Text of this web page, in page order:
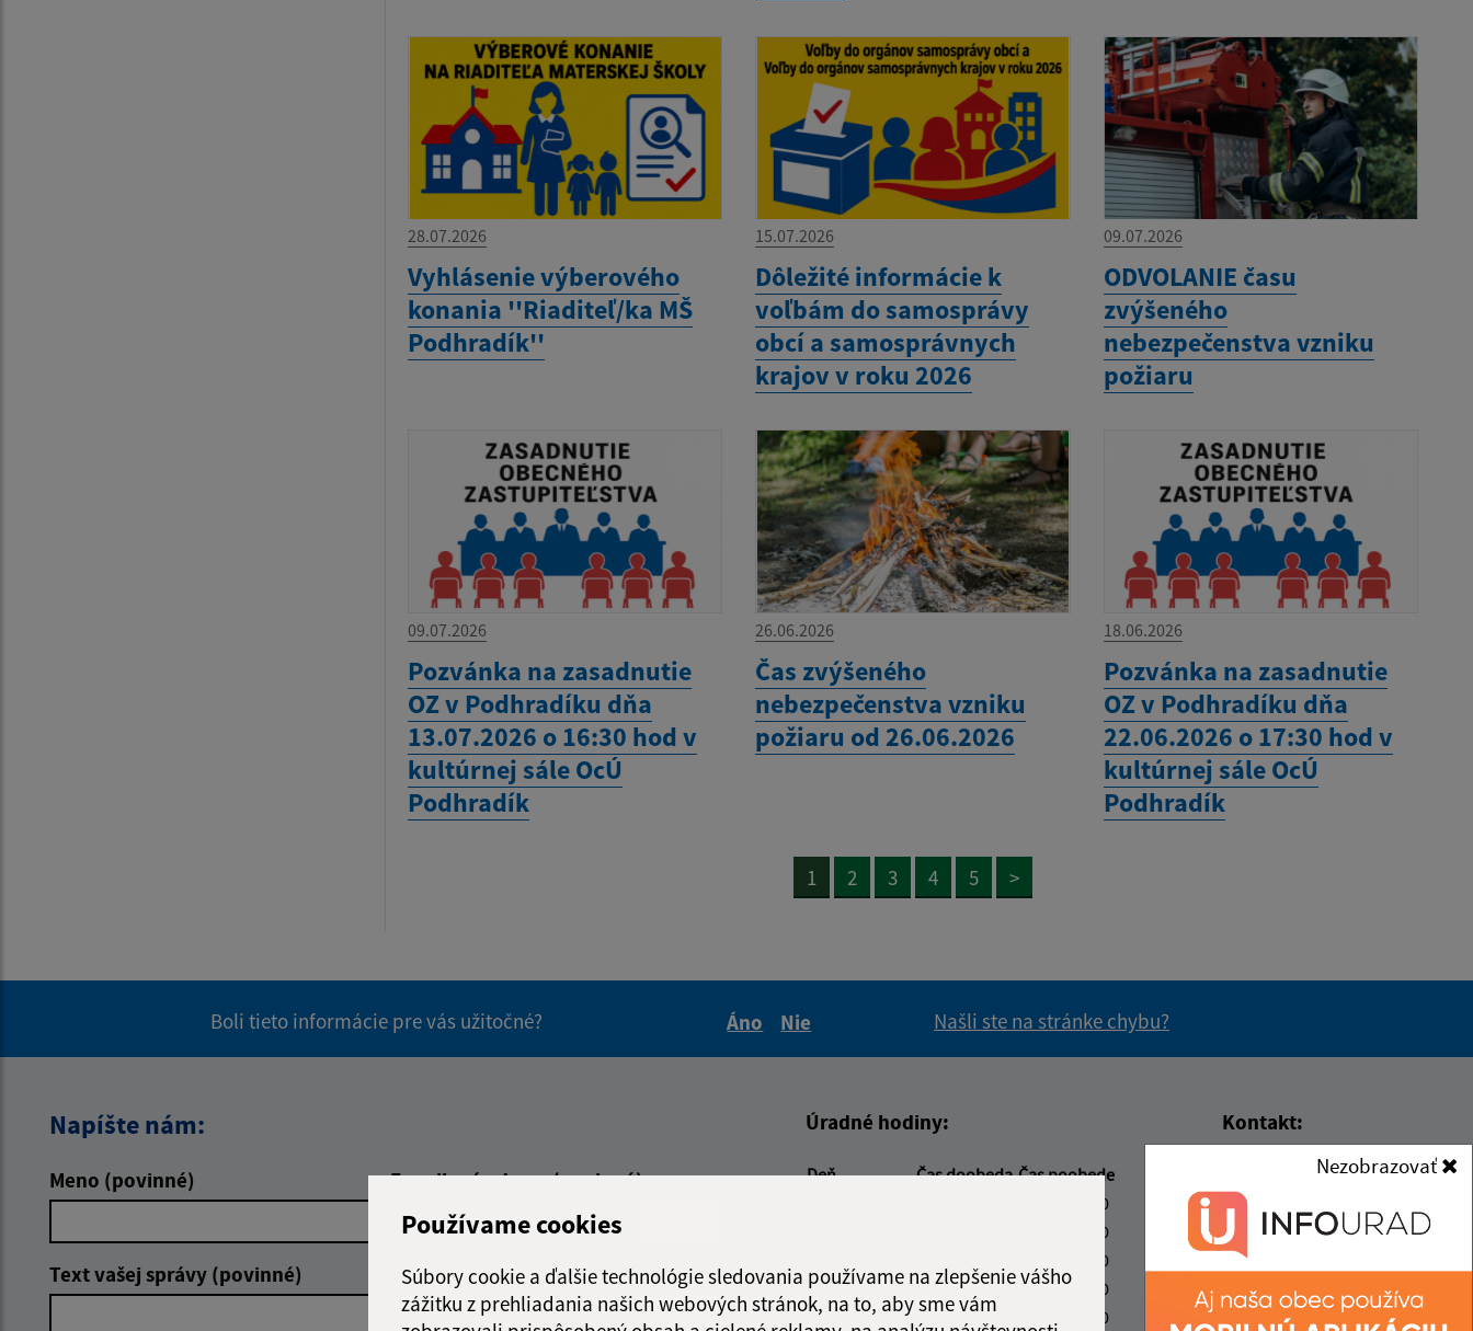
Používame cookies
Súbory cookie a ďalšie technológie sledovania používame na zlepšenie vášho
zážitku z prehliadania našich webových stránok, na to, aby sme vám
Nezobrazovať
28.07.2026
Vyhlásenie výberového
konania ''Riaditeľ/ka MŠ
Podhradík''
15.07.2026
Dôležité informácie k
voľbám do samosprávy
obcí a samosprávnych
krajov v roku 2026
09.07.2026
ODVOLANIE času
zvýšeného
nebezpečenstva vzniku
požiaru
09.07.2026
Pozvánka na zasadnutie
OZ v Podhradíku dňa
13.07.2026 o 16:30 hod v
kultúrnej sále OcÚ
Podhradík
26.06.2026
Čas zvýšeného
nebezpečenstva vzniku
požiaru od 26.06.2026
18.06.2026
Pozvánka na zasadnutie
OZ v Podhradíku dňa
22.06.2026 o 17:30 hod v
kultúrnej sále OcÚ
Podhradík
1 2 3 4 5 >
Boli tieto informácie pre vás užitočné?
Áno
Nie
Našli ste na stránke chybu?
Napíšte nám:
Meno (povinné) E-mailová adresa (povinné)
Text vašej správy (povinné)
Úradné hodiny:
Deň Čas doobedaČas poobede
13:00 - 17:00
13:00 - 15:00
13:00 - 17:00
Štvrtok:
07:30 - 12:00
13:00 - 15:00
Piatok:
07:30 - 12:00 13:00 - 14:00
Kontakt:
Obecný úrad Podhradík
Podhradík 82
080 06 Prešov
info@podhradik.sk
+421 51 7765 808